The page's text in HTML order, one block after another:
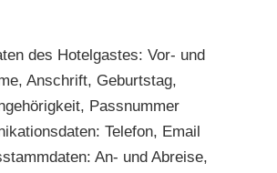
des Hotelgastes: Vor- und
Anschrift, Geburtstag,
Passnummer
Telefon, Email
An- und Abreise,